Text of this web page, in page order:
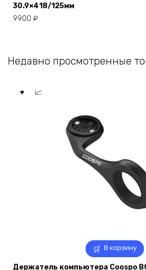
30.9×418/125мм
9900 ₽
Недавно просмотренные
В корзину
Держатель компьютера Coospo